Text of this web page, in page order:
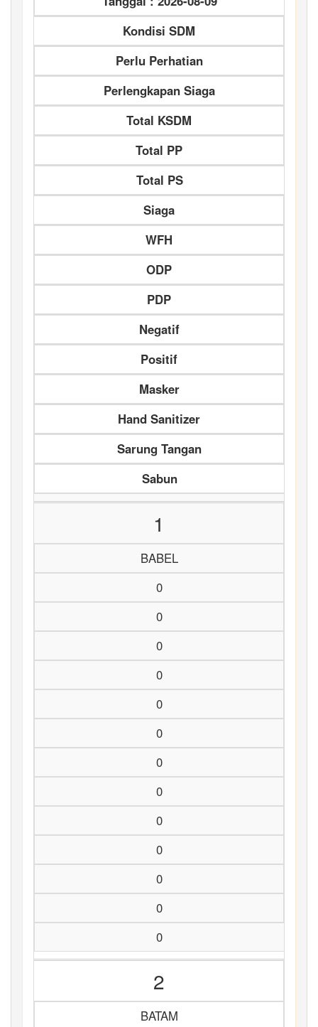
Kondisi SDM
Perlu Perhatian
Perlengkapan Siaga
Total KSDM
Total PP
Total PS
Siaga
WFH
ODP
PDP
Negatif
Positif
Masker
Hand Sanitizer
Sarung Tangan
Sabun
1
BABEL
0
0
0
0
0
0
0
0
0
0
0
0
0
2
BATAM